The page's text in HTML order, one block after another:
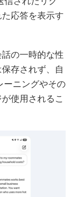
応答を表示す
の一時的な性
存されず、自
ーニングやその
使用されるこ